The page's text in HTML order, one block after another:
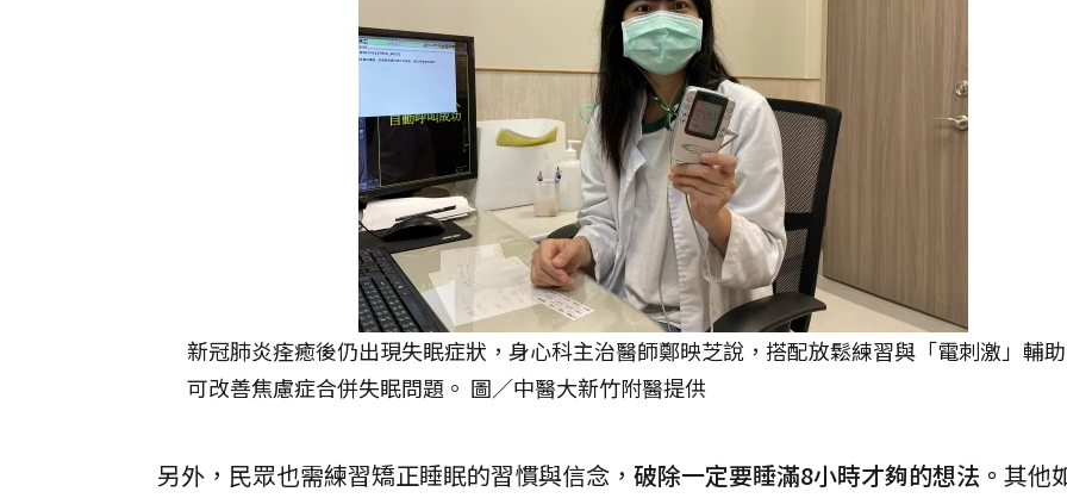
新冠肺炎痊癒後仍出現失眠症狀，身心科主治醫師鄭映芝說，搭配放鬆練習與「電刺激」輔
可改善焦慮症合併失眠問題。 圖／中醫大新竹附醫提供
另外，民眾也需練習矯正睡眠的習慣與信念， 破除一定要睡滿8小時才夠的想法。 其他